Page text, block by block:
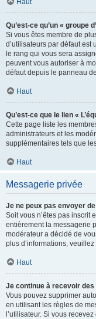
Haut
Qu’est-ce qu’un « groupe
Si vous êtes membre de
d’utilisateurs par défaut
le rang qui vous sera
peuvent vous autoriser à
défaut depuis le panneau
Haut
Qu’est-ce que le lien «
Cette page liste les
administrateurs et les
supplémentaires tels que
Haut
Messagerie privée
Je ne peux pas envoyer
Soit vous n’êtes pas inscrit
entièrement la messagerie
modérateur a décidé de
plus d’informations,
Haut
Je continue à recevoir
Vous pouvez supprimer
en utilisant les règles de
l’utilisateur. Si vous